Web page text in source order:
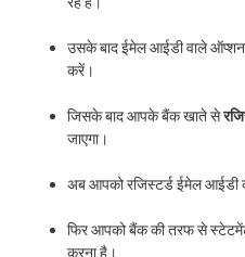
उसके बाद ईमेल आईडी वाले
करें।
जिसके बाद आपके बैंक खाते से
जाएगा।
अब आपको रजिस्टर्ड ईमेल आईडी
फिर आपको बैंक की तरफ से
करना है।